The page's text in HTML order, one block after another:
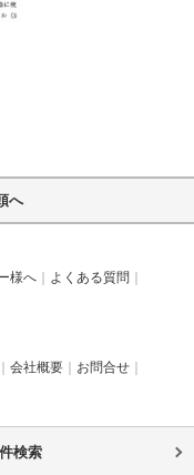
へ
様へ
よくある質問
会社概要
お問合せ
検索